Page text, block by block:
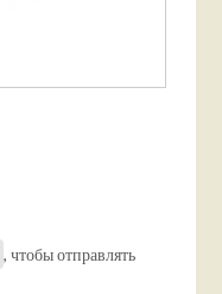
, чтобы отправлять